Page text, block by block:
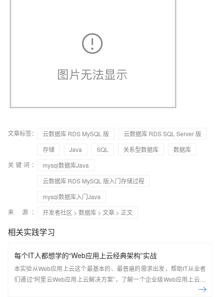
文章标签： 云数据库 RDS MySQL 版
云数据库 RDS SQL Server 版
存储
Java SQL 关系型数据库
数据库
关键词：
mysql数据库Java
云数据库 RDS MySQL 版入门存储过程
mysql数据库入门Java
来 源：
开发者社区 > 数据库 > 文章 > 正文
相关实践学习
每个IT人都想学的“Web应用上云经典架构”实战
本实验从Web应用上云这个最基本的、最普遍的需求出发，帮助IT从业者
们通过“阿里云Web应用上云解决方案”，了解一个企业级Web应用上云的